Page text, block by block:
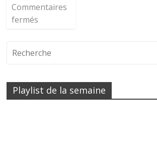
Commentaires
fermés
Playlist de la semaine